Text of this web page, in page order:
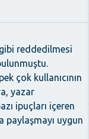
reddedilmesi
çok kullanıcının
yazar
ipuçları içeren
paylaşmayı uygun